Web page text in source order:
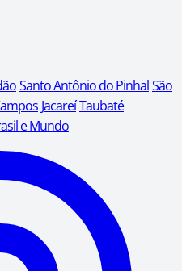
Santo Antônio do PinhalSão
JacareíTaubaté
e Mundo